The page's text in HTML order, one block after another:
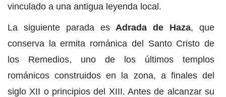
vinculado a una antigua leyenda local.
La siguiente parada es Adrada de Haza, que
conserva la ermita románica del Santo Cristo de
los Remedios, uno de los últimos templos
románicos construidos en la zona, a finales del
siglo XII o principios del XIII. Antes de alcanzar su